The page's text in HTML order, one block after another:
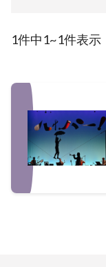
1件中1~1件表示